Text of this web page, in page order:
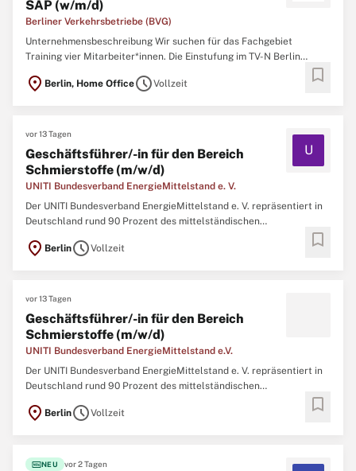
SAP (w/m/d)
Berliner Verkehrsbetriebe (BVG)
Unternehmensbeschreibung Wir suchen für das Fachgebiet
Training vier Mitarbeiter*innen. Die Einstufung im TV-N Berlin
erfolgt nach Berufserfahrung. Stellenbeschreibung Aufgaben Das
Fachgebiet Training entwickelt und gestaltet unternehmensweite
location_on Berlin, Home OfficescheduleVollzeit bookmark
vor 13 Tagen
Geschäftsführer/-in für den Bereich
Schmierstoffe (m/w/d)
UNITI Bundesverband EnergieMittelstand e. V.
U
Der UNITI Bundesverband EnergieMittelstand e. V. repräsentiert in
Deutschland rund 90 Prozent des mittelständischen
Brennstoffen sowie Schmierstoffen. Täglich frequentieren über 5,3
location_on BerlinscheduleVollzeit bookmark
vor 13 Tagen
Geschäftsführer/-in für den Bereich
Schmierstoffe (m/w/d)
UNITI Bundesverband EnergieMittelstand e.V.
Der UNITI Bundesverband EnergieMittelstand e. V. repräsentiert in
Deutschland rund 90 Prozent des mittelständischen
Brennstoffen sowie Schmierstoffen. Täglich frequentieren über 5,3
location_on BerlinscheduleVollzeit bookmark
fiber_newNEU vor 2 Tagen